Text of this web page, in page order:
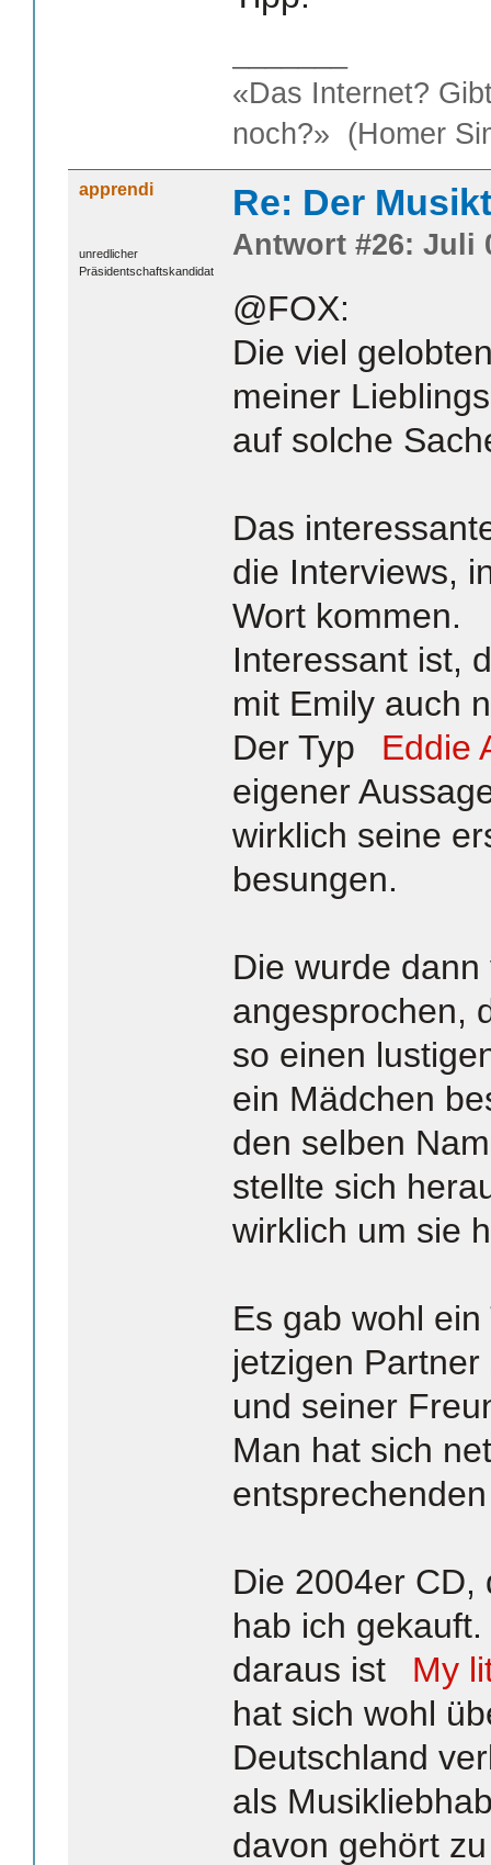
«Das Internet?
noch?» (Homer
apprendi
unredlicher
Präsidentschaftskandidat
Re: Der
Antwort #26: Juli
@FOX:
Die viel
meiner
auf solche
Das
die Interviews,
Wort kommen.
Interessant ist,
mit Emily auch
Der Typ
Eddie
eigener
wirklich seine
besungen.
Die wurde
angesprochen,
so einen
ein Mädchen
den selben
stellte sich
wirklich um sie
Es gab wohl
jetzigen
und seiner
Man hat sich
Die 2004er CD,
hab ich
daraus ist
My
hat sich wohl
Deutschland
als
davon gehört